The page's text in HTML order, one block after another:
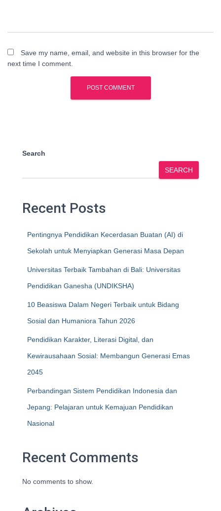
Save my name, email, and website in this browser for the
next time I comment.
Search
SEARCH
Recent Posts
Pentingnya Pendidikan Kecerdasan Buatan (AI) di
Sekolah untuk Menyiapkan Generasi Masa Depan
Universitas Terbaik Tambahan di Bali: Universitas
Pendidikan Ganesha (UNDIKSHA)
10 Beasiswa Dalam Negeri Terbaik untuk Bidang
Sosial dan Humaniora Tahun 2026
Pendidikan Karakter, Literasi Digital, dan
Kewirausahaan Sosial: Membangun Generasi Emas
2045
Perbandingan Sistem Pendidikan Indonesia dan
Jepang: Pelajaran untuk Kemajuan Pendidikan
Nasional
Recent Comments
No comments to show.